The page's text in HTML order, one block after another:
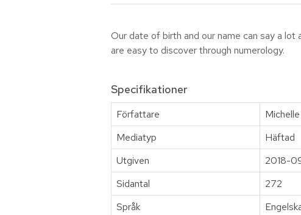
Our date of birth and our name can say a
are easy to discover through numerology.
Specifikationer
Författare
Mediatyp
Häftad
Utgiven
2018-
Sidantal
272
Språk